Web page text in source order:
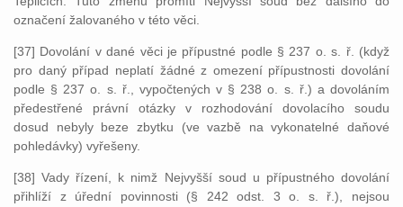
označení žalovaného v této věci.
[37] Dovolání v dané věci je přípustné podle § 237 o. s. ř. (když
pro daný případ neplatí žádné z omezení přípustnosti dovolání
podle § 237 o. s. ř., vypočtených v § 238 o. s. ř.) a dovoláním
předestřené právní otázky v rozhodování dovolacího soudu
dosud nebyly beze zbytku (ve vazbě na vykonatelné daňové
pohledávky) vyřešeny.
[38] Vady řízení, k nimž Nejvyšší soud u přípustného dovolání
přihlíží z úřední povinnosti (§ 242 odst. 3 o. s. ř.), nejsou